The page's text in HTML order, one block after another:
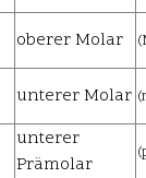
oberer Molar
unterer Molar
unterer
Prämolar